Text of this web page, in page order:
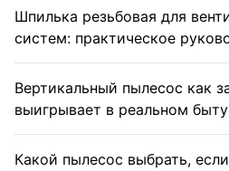
Шпилька резьбовая для
систем: практическое
Вертикальный пылесос как
выигрывает в реальном быту
Какой пылесос выбрать,